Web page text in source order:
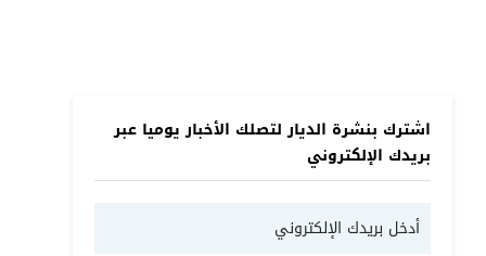
اشترك بنشرة الديار لتصلك الأخبار يوميا عبر
بريدك الإلكتروني